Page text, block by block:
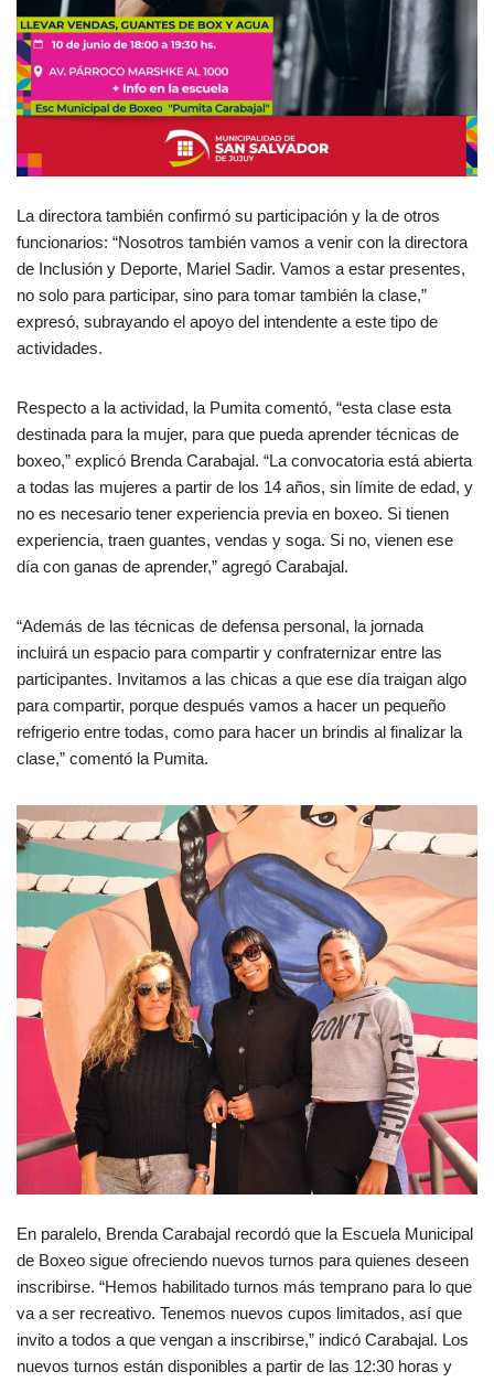
La directora también confirmó su participación y la de otros
funcionarios: “Nosotros también vamos a venir con la directora
de Inclusión y Deporte, Mariel Sadir. Vamos a estar presentes,
no solo para participar, sino para tomar también la clase,”
expresó, subrayando el apoyo del intendente a este tipo de
actividades.
Respecto a la actividad, la Pumita comentó, “esta clase esta
destinada para la mujer, para que pueda aprender técnicas de
boxeo,” explicó Brenda Carabajal. “La convocatoria está abierta
a todas las mujeres a partir de los 14 años, sin límite de edad, y
no es necesario tener experiencia previa en boxeo. Si tienen
experiencia, traen guantes, vendas y soga. Si no, vienen ese
día con ganas de aprender,” agregó Carabajal.
“Además de las técnicas de defensa personal, la jornada
incluirá un espacio para compartir y confraternizar entre las
participantes. Invitamos a las chicas a que ese día traigan algo
para compartir, porque después vamos a hacer un pequeño
refrigerio entre todas, como para hacer un brindis al finalizar la
clase,” comentó la Pumita.
En paralelo, Brenda Carabajal recordó que la Escuela Municipal
de Boxeo sigue ofreciendo nuevos turnos para quienes deseen
inscribirse. “Hemos habilitado turnos más temprano para lo que
va a ser recreativo. Tenemos nuevos cupos limitados, así que
invito a todos a que vengan a inscribirse,” indicó Carabajal. Los
nuevos turnos están disponibles a partir de las 12:30 horas y